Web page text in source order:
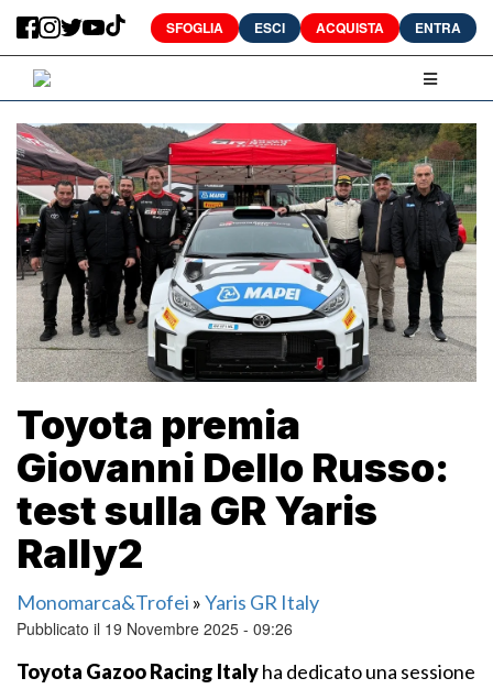
SFOGLIA ESCI ACQUISTA ENTRA
Toyota premia
Giovanni Dello Russo:
test sulla GR Yaris
Rally2
Monomarca&Trofei »Yaris GR Italy
Pubblicato il 19 Novembre 2025 - 09:26
Toyota Gazoo Racing Italyha dedicato una sessione